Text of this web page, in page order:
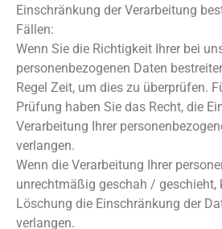
Einschränkung der Verarbeitung
Fällen:
Wenn Sie die Richtigkeit Ihrer bei
personenbezogenen Daten
Regel Zeit, um dies zu überprüfen.
Prüfung haben Sie das Recht, die
Verarbeitung Ihrer
verlangen.
Wenn die Verarbeitung Ihrer
unrechtmäßig geschah / geschieht,
Löschung die Einschränkung der
verlangen.